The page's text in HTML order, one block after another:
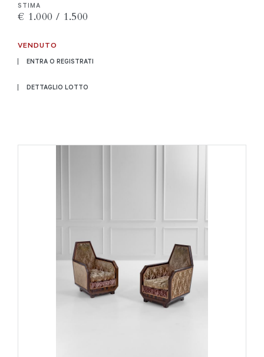
STIMA
€ 1.000 / 1.500
VENDUTO
ENTRA O REGISTRATI
DETTAGLIO LOTTO